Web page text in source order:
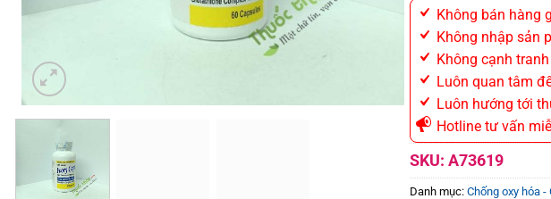
Không bán hàng
Không nhập sản
Không cạnh
Luôn quan tâm
Luôn hướng tới
Hotline tư vấn
SKU: A73619
Danh mục: Chống oxy hóa